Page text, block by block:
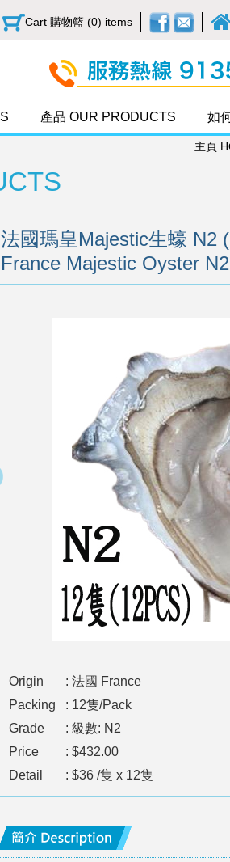
Cart 購物籃 (0) items
產品 OUR PRODUCTS 如
主頁
法國瑪皇Majestic生蠔 N2
France Majestic Oyster
Origin
: 法國 France
Packing
: 12隻/Pack
Grade
: 級數: N2
Price
: $432.00
Detail
: $36 /隻 x 12隻